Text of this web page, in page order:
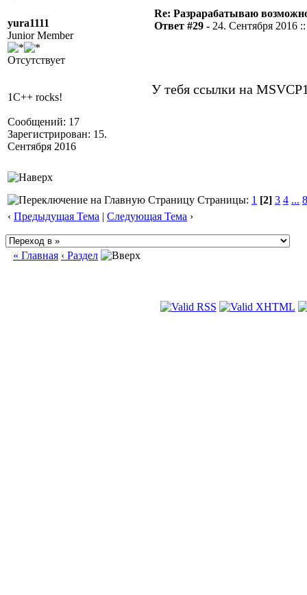
yura1111
Junior Member
Отсутствует
1C++ rocks!
Сообщений: 17
Зарегистрирован: 15.
Сентября 2016
Re: Разрарабатываю
Ответ #29 - 24. Сентября 2016
У тебя ссылки на
Страницы: 1 [2] 3 4 ... 8
‹ Предыдущая Тема | Следующая Тема ›
« Главная ‹ Раздел